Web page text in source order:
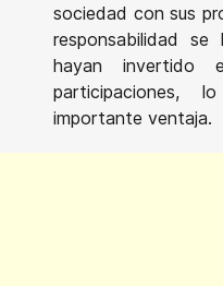
sociedad con sus
responsabilidad
hayan
participaciones,
importante ventaja.